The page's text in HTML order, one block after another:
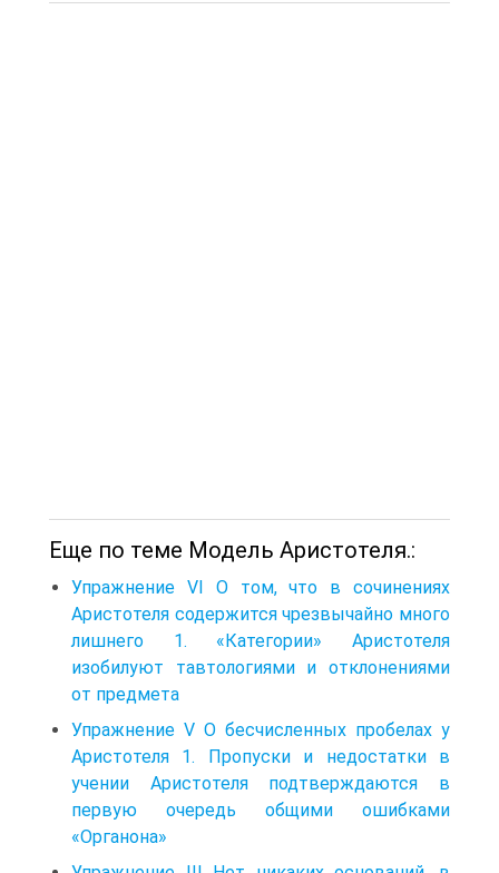
Еще по теме Модель Аристотеля.:
Упражнение VI О том, что в сочинениях
Аристотеля содержится чрезвычайно много
лишнего 1. «Категории» Аристотеля
изобилуют тавтологиями и отклонениями
от предмета
Упражнение V О бесчисленных пробелах у
Аристотеля 1. Пропуски и недостатки в
учении Аристотеля подтверждаются в
первую очередь общими ошибками
«Органона»